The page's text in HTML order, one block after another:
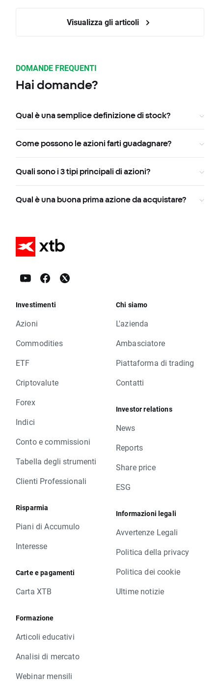
Visualizza gli articoli
DOMANDE FREQUENTI
Hai domande?
Qual è una semplice definizione di stock?
Come possono le azioni farti guadagnare?
Quali sono i 3 tipi principali di azioni?
Qual è una buona prima azione da acquistare?
Investimenti
Azioni
Commodities
ETF
Criptovalute
Forex
Indici
Conto e commissioni
Tabella degli strumenti
Clienti Professionali
Risparmia
Piani di Accumulo
Interesse
Carte e pagamenti
Carta XTB
Formazione
Articoli educativi
Analisi di mercato
Webinar mensili
Chi siamo
L'azienda
Ambasciatore
Piattaforma di trading
Contatti
Investor relations
News
Reports
Share price
ESG
Informazioni legali
Avvertenze Legali
Politica della privacy
Politica dei cookie
Ultime notizie